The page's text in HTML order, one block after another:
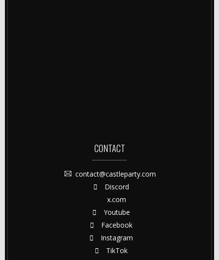
CONTACT
contact@castleparty.com
Discord
x.com
Youtube
Facebook
Instagram
TikTok